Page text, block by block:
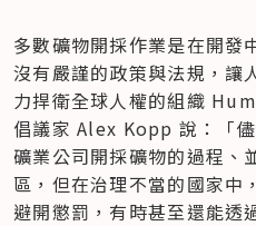
多數礦物開採作業是在開發
沒有嚴謹的政策與法規，讓
力捍衛全球人權的組織
倡議家 Alex Kopp 說：「
礦業公司開採礦物的過程、
區，但在治理不當的國家中
避開懲罰，有時甚至還能透